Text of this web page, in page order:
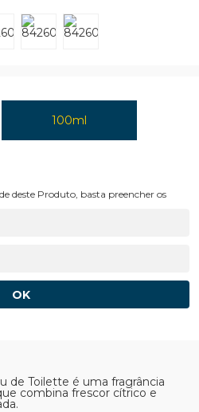
100ml
deste Produto, basta preencher os
de Toilette é uma fragrância
combina frescor cítrico e